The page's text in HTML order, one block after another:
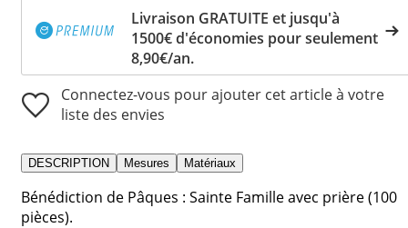
Livraison GRATUITE et jusqu'à
1500€ d'économies pour seulement
8,90€/an.
Connectez-vous pour ajouter cet article à votre
liste des envies
DESCRIPTION Mesures Matériaux
Bénédiction de Pâques : Sainte Famille avec prière (100
pièces).